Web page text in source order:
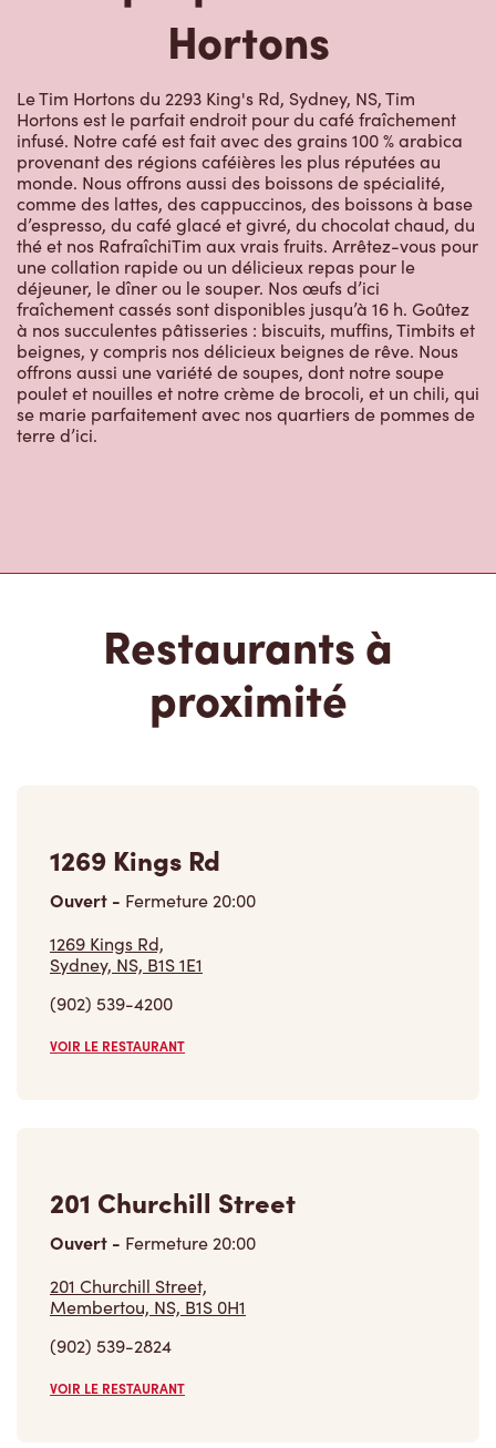
Hortons
Le Tim Hortons du 2293 King's Rd, Sydney, NS, Tim
Hortons est le parfait endroit pour du café fraîchement
infusé. Notre café est fait avec des grains 100 % arabica
provenant des régions caféières les plus réputées au
monde. Nous offrons aussi des boissons de spécialité,
comme des lattes, des cappuccinos, des boissons à base
d’espresso, du café glacé et givré, du chocolat chaud, du
thé et nos RafraîchiTim aux vrais fruits. Arrêtez-vous pour
une collation rapide ou un délicieux repas pour le
déjeuner, le dîner ou le souper. Nos œufs d’ici
fraîchement cassés sont disponibles jusqu’à 16 h. Goûtez
à nos succulentes pâtisseries : biscuits, muffins, Timbits et
beignes, y compris nos délicieux beignes de rêve. Nous
offrons aussi une variété de soupes, dont notre soupe
poulet et nouilles et notre crème de brocoli, et un chili, qui
se marie parfaitement avec nos quartiers de pommes de
terre d’ici.
Restaurants à
proximité
1269 Kings Rd
Ouvert - Fermeture20:00
1269 Kings Rd,
Sydney, NS, B1S 1E1
(902) 539-4200
VOIR LE RESTAURANT
201 Churchill Street
Ouvert - Fermeture20:00
201 Churchill Street,
Membertou, NS, B1S 0H1
(902) 539-2824
VOIR LE RESTAURANT